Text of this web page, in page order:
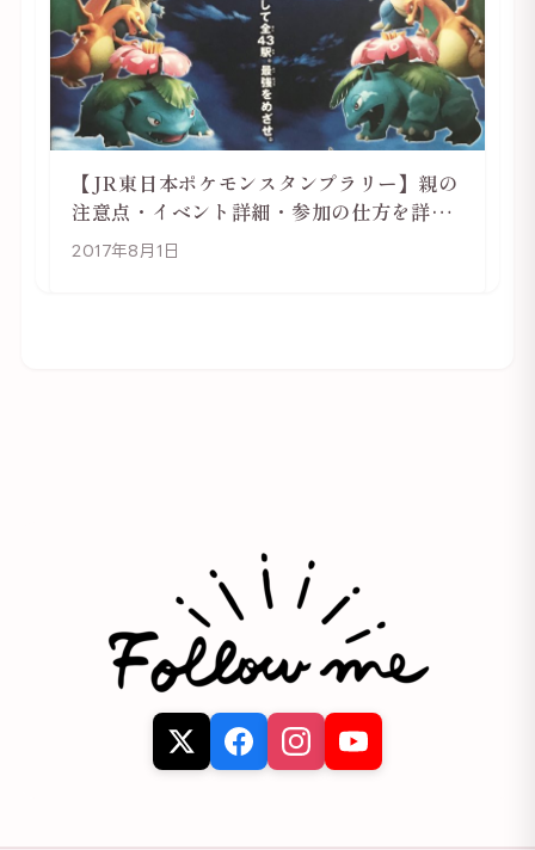
【JR東日本ポケモンスタンプラリー】親の
注意点・イベント詳細・参加の仕方を詳し
く解説
2017年8月1日